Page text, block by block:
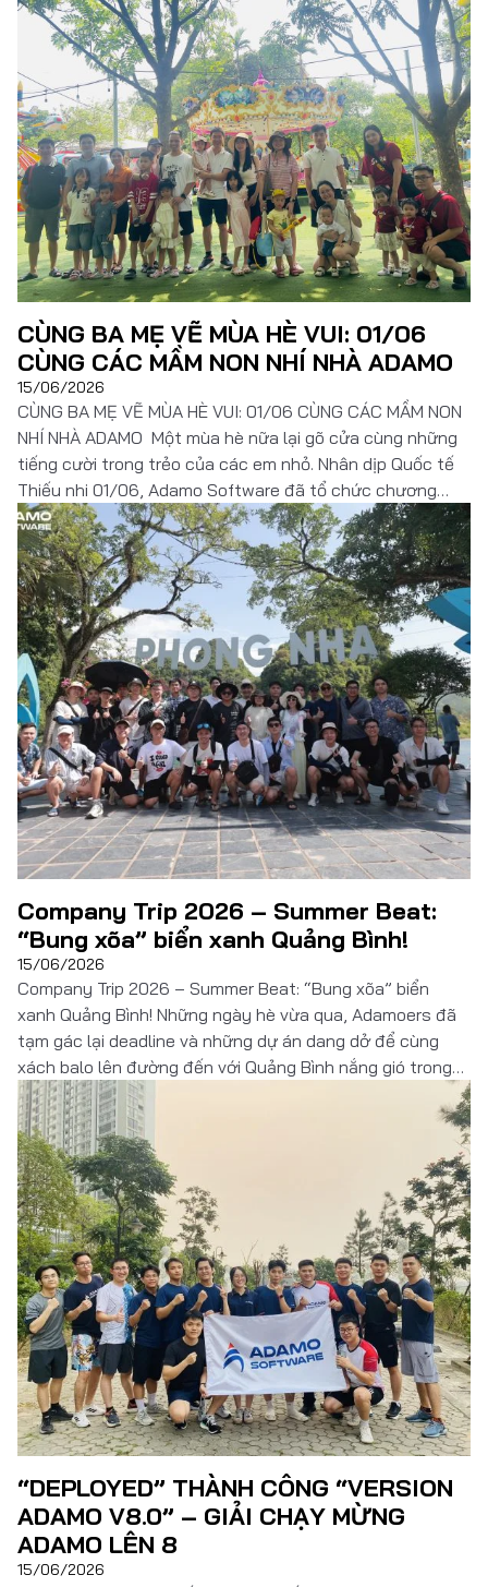
Đọc thêm
CÙNG BA MẸ VẼ MÙA HÈ VUI: 01/06
CÙNG CÁC MẦM NON NHÍ NHÀ ADAMO
15/06/2026
CÙNG BA MẸ VẼ MÙA HÈ VUI: 01/06 CÙNG CÁC MẦM NON
NHÍ NHÀ ADAMO Một mùa hè nữa lại gõ cửa cùng những
tiếng cười trong trẻo của các em nhỏ. Nhân dịp Quốc tế
Thiếu nhi 01/06, Adamo Software đã tổ chức chương
trình trải nghiệm đặc biệt dành cho các “mầm non […]
Đọc thêm
Company Trip 2026 – Summer Beat:
“Bung xõa” biển xanh Quảng Bình!
15/06/2026
Company Trip 2026 – Summer Beat: “Bung xõa” biển
xanh Quảng Bình! Những ngày hè vừa qua, Adamoers đã
tạm gác lại deadline và những dự án dang dở để cùng
xách balo lên đường đến với Quảng Bình nắng gió trong
chuyến du lịch Summer Beat. Hành trình 3 ngày 2 đêm
không chỉ […]
Đọc thêm
“DEPLOYED” THÀNH CÔNG “VERSION
ADAMO V8.0” – GIẢI CHẠY MỪNG
ADAMO LÊN 8
15/06/2026